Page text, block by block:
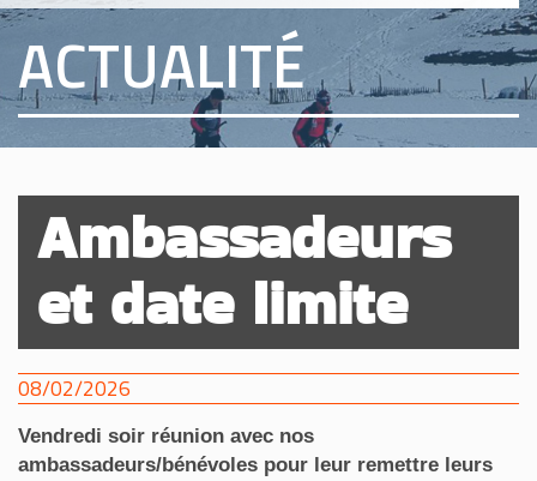
ACTUALITÉ
Ambassadeurs
et date limite
08/02/2026
Vendredi soir réunion avec nos
ambassadeurs/bénévoles pour leur remettre leurs